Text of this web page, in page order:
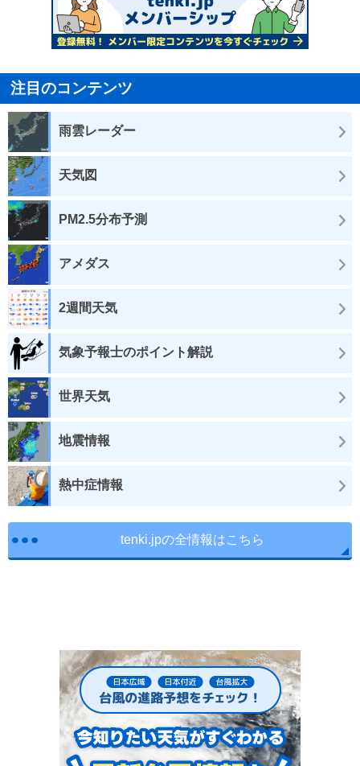
注目のコンテンツ
雨雲レーダー
天気図
PM2.5分布予測
アメダス
2週間天気
気象予報士のポイント解説
世界天気
地震情報
熱中症情報
tenki.jpの全情報はこちら